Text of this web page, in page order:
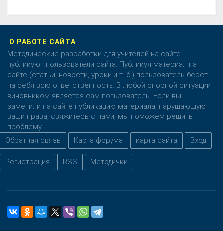
О РАБОТЕ САЙТА
Методические разработки для учителей на сайте
публикуют пользователи сайта. Публикуя материал на
сайте (статьи, новости, уроки и т. б.) пользователь берет
на себя всю ответственность. В любой спорной ситуации
виновником является сам пользователь. Если вы
заметили на сайте публикацию материала, нарушающую
ваши права, свяжитесь с нами, мы поможем решить
проблему.
Обратная связь
Карта форума карта сайта Вход
Регистрация RSS Методички